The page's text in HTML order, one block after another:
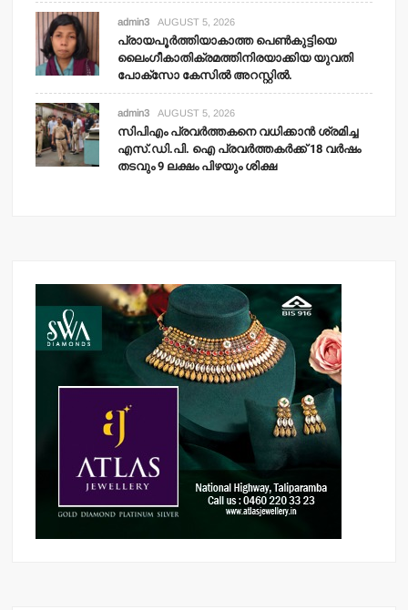
admin3 AUGUST 5, 2026
പ്രായപൂര്‍ത്തിയാകാത്ത പെണ്‍കുട്ടിയെ
ലൈംഗീകാതിക്രമത്തിനിരയാക്കിയ യുവതി
പോക്‌സോ കേസില്‍ അറസ്റ്റില്‍.
admin3 AUGUST 5, 2026
സിപിഎം പ്രവര്‍ത്തകനെ വധിക്കാന്‍ ശ്രമിച്ച
എസ്.ഡി.പി. ഐ പ്രവര്‍ത്തകര്‍ക്ക് 18 വര്‍ഷം
തടവും 9 ലക്ഷം പിഴയും ശിക്ഷ